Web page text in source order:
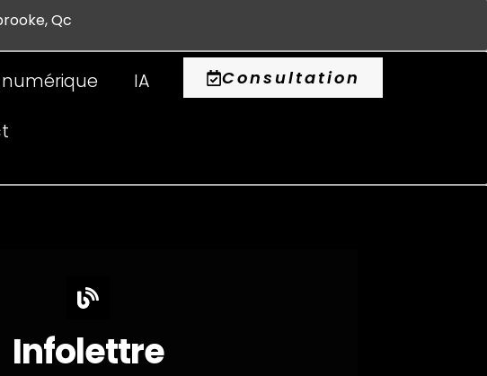
Qc
IA Consultation
Infolettre